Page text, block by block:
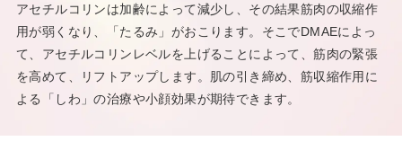
アセチルコリンは加齢によって減少し、その結果筋肉の収縮作
用が弱くなり、「たるみ」がおこります。そこでDMAEによっ
て、アセチルコリンレベルを上げることによって、筋肉の緊張
を高めて、リフトアップします。肌の引き締め、筋収縮作用に
よる「しわ」の治療や小顔効果が期待できます。